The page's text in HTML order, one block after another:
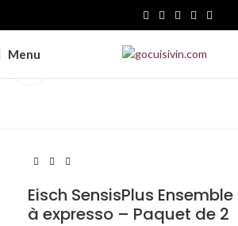
Menu
Eisch SensisPlus
à expresso – Paquet de 2